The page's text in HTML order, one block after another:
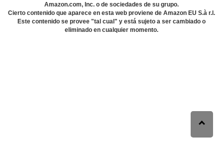
Amazon.com, Inc. o de sociedades de su grupo.
Cierto contenido que aparece en esta web proviene de Amazon EU S.à r.l.
Este contenido se provee "tal cual" y está sujeto a ser cambiado o
eliminado en cualquier momento.